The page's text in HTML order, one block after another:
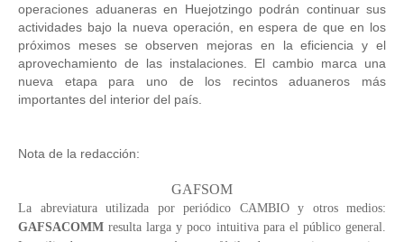
operaciones aduaneras en Huejotzingo podrán continuar sus
actividades bajo la nueva operación, en espera de que en los
próximos meses se observen mejoras en la eficiencia y el
aprovechamiento de las instalaciones. El cambio marca una
nueva etapa para uno de los recintos aduaneros más
importantes del interior del país.
Nota de la redacción:
GAFSOM
GAFSACOMM resulta larga y poco intuitiva para el público general.